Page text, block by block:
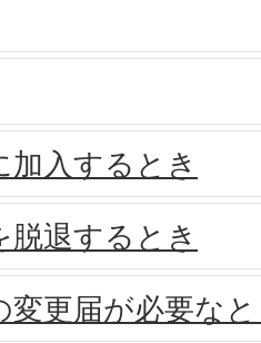
加入するとき
脱退するとき
変更届が必要な